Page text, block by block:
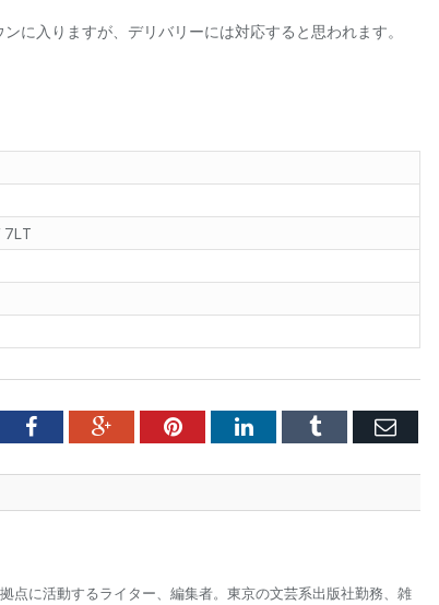
に入りますが、デリバリーには対応すると思われます。
7LT
FacebookGoogle+PinterestLinkedInTumblr Email
点に活動するライター、編集者。東京の文芸系出版社勤務、雑